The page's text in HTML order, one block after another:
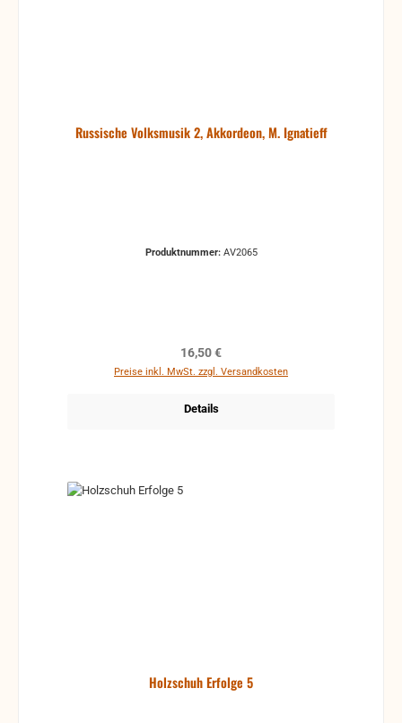
Russische Volksmusik 2, Akkordeon, M. Ignatieff
Produktnummer: AV2065
Regulärer Preis:
16,50 €
Preise inkl. MwSt. zzgl. Versandkosten
Details
Holzschuh Erfolge 5